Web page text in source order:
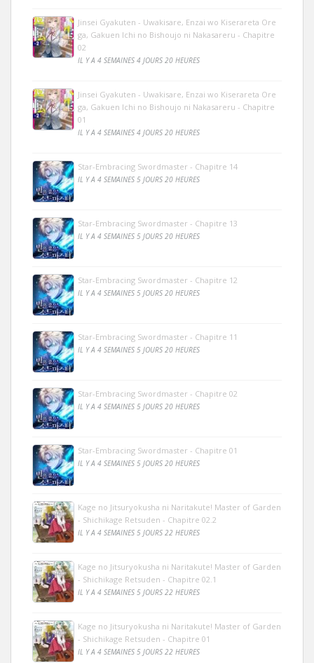
Jinsei Gyakuten - Uwakisare, Enzai wo Kiserareta Ore
ga, Gakuen Ichi no Bishoujo ni Nakasareru - Chapitre
02
IL Y A 4 SEMAINES 4 JOURS 20 HEURES
Jinsei Gyakuten - Uwakisare, Enzai wo Kiserareta Ore
ga, Gakuen Ichi no Bishoujo ni Nakasareru - Chapitre
01
IL Y A 4 SEMAINES 4 JOURS 20 HEURES
Star-Embracing Swordmaster - Chapitre 14
IL Y A 4 SEMAINES 5 JOURS 20 HEURES
Star-Embracing Swordmaster - Chapitre 13
IL Y A 4 SEMAINES 5 JOURS 20 HEURES
Star-Embracing Swordmaster - Chapitre 12
IL Y A 4 SEMAINES 5 JOURS 20 HEURES
Star-Embracing Swordmaster - Chapitre 11
IL Y A 4 SEMAINES 5 JOURS 20 HEURES
Star-Embracing Swordmaster - Chapitre 02
IL Y A 4 SEMAINES 5 JOURS 20 HEURES
Star-Embracing Swordmaster - Chapitre 01
IL Y A 4 SEMAINES 5 JOURS 20 HEURES
Kage no Jitsuryokusha ni Naritakute! Master of Garden
- Shichikage Retsuden - Chapitre 02.2
IL Y A 4 SEMAINES 5 JOURS 22 HEURES
Kage no Jitsuryokusha ni Naritakute! Master of Garden
- Shichikage Retsuden - Chapitre 02.1
IL Y A 4 SEMAINES 5 JOURS 22 HEURES
Kage no Jitsuryokusha ni Naritakute! Master of Garden
- Shichikage Retsuden - Chapitre 01
IL Y A 4 SEMAINES 5 JOURS 22 HEURES